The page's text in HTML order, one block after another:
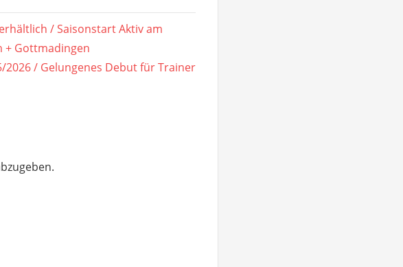
/ Saisonstart Aktiv am
+ Gottmadingen
2026 / Gelungenes Debut für Trainer